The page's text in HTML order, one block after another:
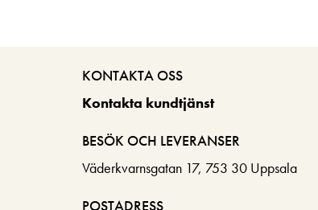
KONTAKTA OSS
Kontakta kundtjänst
BESÖK OCH LEVERANSER
Väderkvarnsgatan 17, 753 30 Uppsala
POSTADRESS